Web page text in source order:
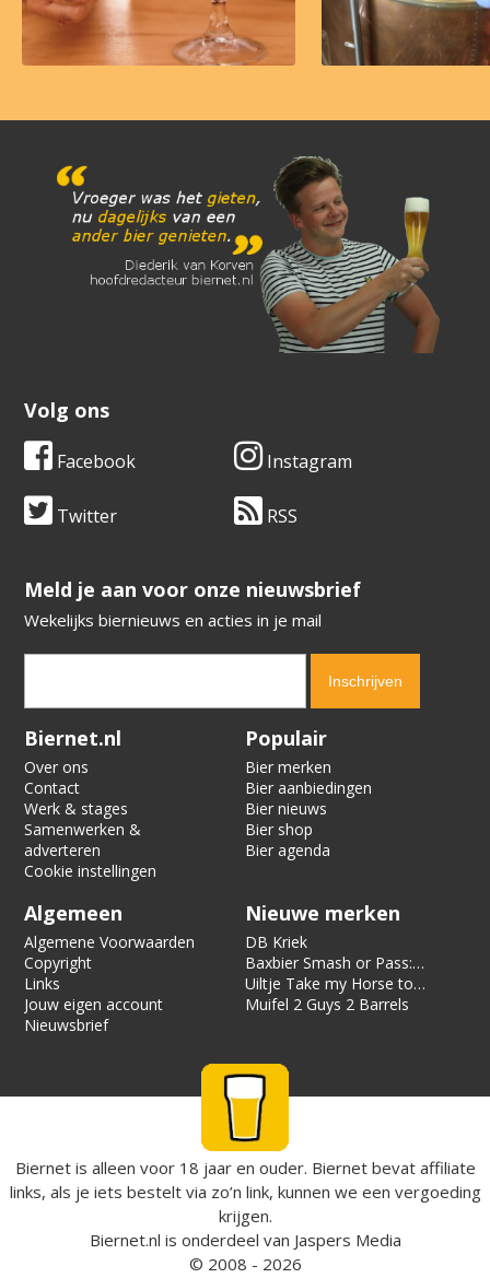
Volg ons
Facebook Instagram
Twitter RSS
​​​​​​​Meld je aan voor onze nieuwsbrief
Wekelijks biernieuws en acties in je mail
Verification code:
Biernet.nl
Over ons
Contact
Werk & stages
Samenwerken &
adverteren
Cookie instellingen
Populair
Bier merken
Bier aanbiedingen
Bier nieuws
Bier shop
Bier agenda
Algemeen
Algemene Voorwaarden
Copyright
Links
Jouw eigen account
Nieuwsbrief
Nieuwe merken
DB Kriek
Baxbier Smash or Pass:
Strata
Uiltje Take my Horse to
the Hotel Room
Muifel 2 Guys 2 Barrels
Biernet is alleen voor 18 jaar en ouder. Biernet bevat affiliate
links, als je iets bestelt via zo’n link, kunnen we een vergoeding
krijgen.
Biernet.nl is onderdeel van Jaspers Media
© 2008 - 2026